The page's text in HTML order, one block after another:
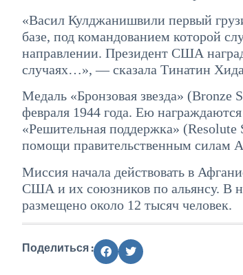
«Васил Кулджанишвили первый
базе, под командованием которой
направлении. Президент США
случаях…», — сказала Тинатин
Медаль «Бронзовая звезда»
февраля 1944 года. Ею
«Решительная поддержка»
помощи правительственным силам
Миссия начала действовать в
США и их союзников по альянсу. В
размещено около 12 тысяч человек.
Поделиться :